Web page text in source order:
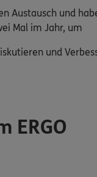
Austausch und
Mal im Jahr, um
und
ERGO